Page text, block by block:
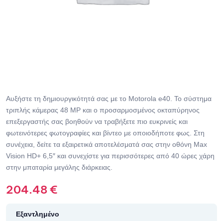
Αυξήστε τη δημιουργικότητά σας με το Motorola e40. Το σύστημα
τριπλής κάμερας 48 MP και ο προσαρμοσμένος οκταπύρηνος
επεξεργαστής σας βοηθούν να τραβήξετε πιο ευκρινείς και
φωτεινότερες φωτογραφίες και βίντεο με οποιοδήποτε φως. Στη
συνέχεια, δείτε τα εξαιρετικά αποτελέσματά σας στην οθόνη Max
Vision HD+ 6,5″ και συνεχίστε για περισσότερες από 40 ώρες χάρη
στην μπαταρία μεγάλης διάρκειας.
204.48€
Εξαντλημένο